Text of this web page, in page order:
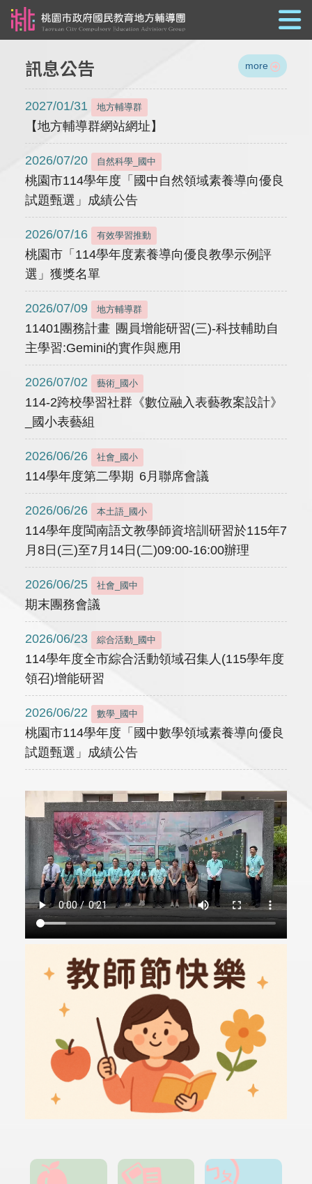
訊息公告 more
2027/01/31 地方輔導群
【地方輔導群網站網址】
2026/07/20 自然科學_國中
桃園市114學年度「國中自然領域素養導向優良
試題甄選」成績公告
2026/07/16 有效學習推動
桃園市「114學年度素養導向優良教學示例評
選」獲獎名單
2026/07/09 地方輔導群
11401團務計畫 團員增能研習(三)-科技輔助自
主學習:Gemini的實作與應用
2026/07/02 藝術_國小
114-2跨校學習社群《數位融入表藝教案設計》
_國小表藝組
2026/06/26 社會_國小
114學年度第二學期 6月聯席會議
2026/06/26 本土語_國小
114學年度閩南語文教學師資培訓研習於115年7
月8日(三)至7月14日(二)09:00-16:00辦理
2026/06/25 社會_國中
期末團務會議
2026/06/23 綜合活動_國中
114學年度全市綜合活動領域召集人(115學年度
領召)增能研習
2026/06/22 數學_國中
桃園市114學年度「國中數學領域素養導向優良
試題甄選」成績公告